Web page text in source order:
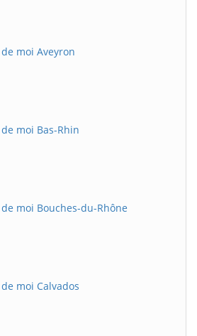
moi Aveyron
moi Bas-Rhin
moi Bouches-du-Rhône
moi Calvados